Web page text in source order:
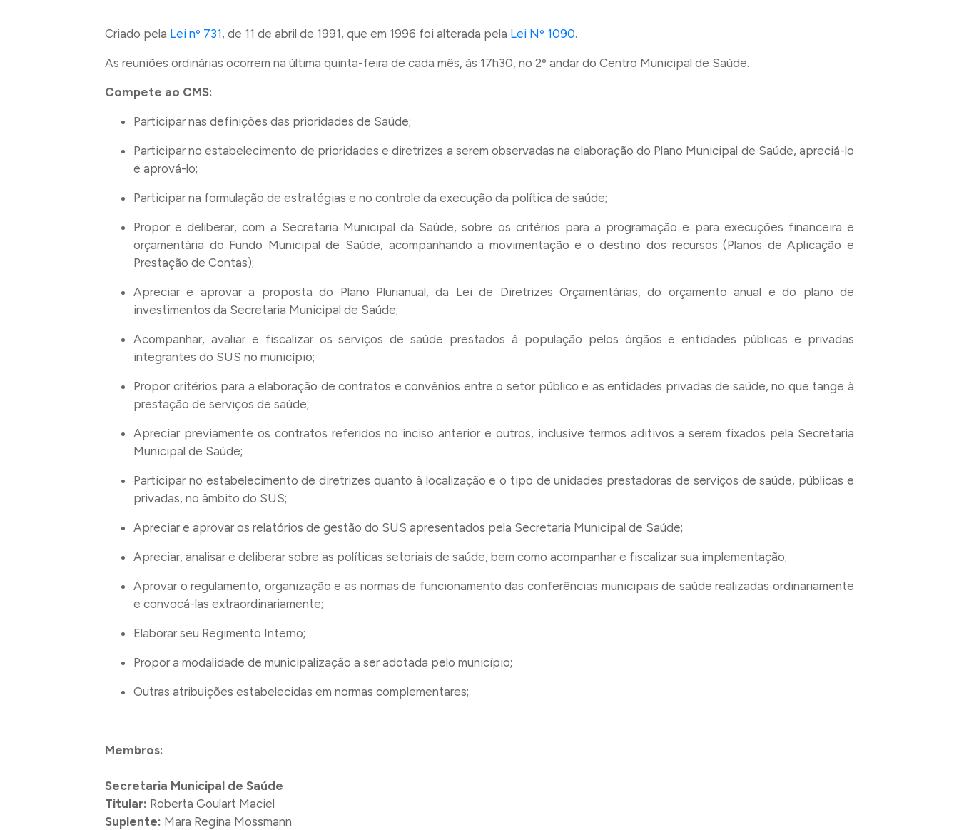
Criado pela Lei nº 731, de 11 de abril de 1991, que em 1996 foi alterada pela Lei Nº 1090.
As reuniões ordinárias ocorrem na última quinta-feira de cada mês, às 17h30, no 2º andar do Centro Municipal de Saúde.
Compete ao CMS:
Participar nas definições das prioridades de Saúde;
Participar no estabelecimento de prioridades e diretrizes a serem observadas na elaboração do Plano Municipal de Saúde, apreciá-lo
e aprová-lo;
Participar na formulação de estratégias e no controle da execução da política de saúde;
Propor e deliberar, com a Secretaria Municipal da Saúde, sobre os critérios para a programação e para execuções financeira e
orçamentária do Fundo Municipal de Saúde, acompanhando a movimentação e o destino dos recursos (Planos de Aplicação e
Prestação de Contas);
Apreciar e aprovar a proposta do Plano Plurianual, da Lei de Diretrizes Orçamentárias, do orçamento anual e do plano de
investimentos da Secretaria Municipal de Saúde;
Acompanhar, avaliar e fiscalizar os serviços de saúde prestados à população pelos órgãos e entidades públicas e privadas
integrantes do SUS no município;
Propor critérios para a elaboração de contratos e convênios entre o setor público e as entidades privadas de saúde, no que tange à
prestação de serviços de saúde;
Apreciar previamente os contratos referidos no inciso anterior e outros, inclusive termos aditivos a serem fixados pela Secretaria
Municipal de Saúde;
Participar no estabelecimento de diretrizes quanto à localização e o tipo de unidades prestadoras de serviços de saúde, públicas e
privadas, no âmbito do SUS;
Apreciar e aprovar os relatórios de gestão do SUS apresentados pela Secretaria Municipal de Saúde;
Apreciar, analisar e deliberar sobre as políticas setoriais de saúde, bem como acompanhar e fiscalizar sua implementação;
Aprovar o regulamento, organização e as normas de funcionamento das conferências municipais de saúde realizadas ordinariamente
e convocá-las extraordinariamente;
Elaborar seu Regimento Interno;
Propor a modalidade de municipalização a ser adotada pelo município;
Outras atribuições estabelecidas em normas complementares;
Membros:
Secretaria Municipal de Saúde
Titular: Roberta Goulart Maciel
Suplente: Mara Regina Mossmann